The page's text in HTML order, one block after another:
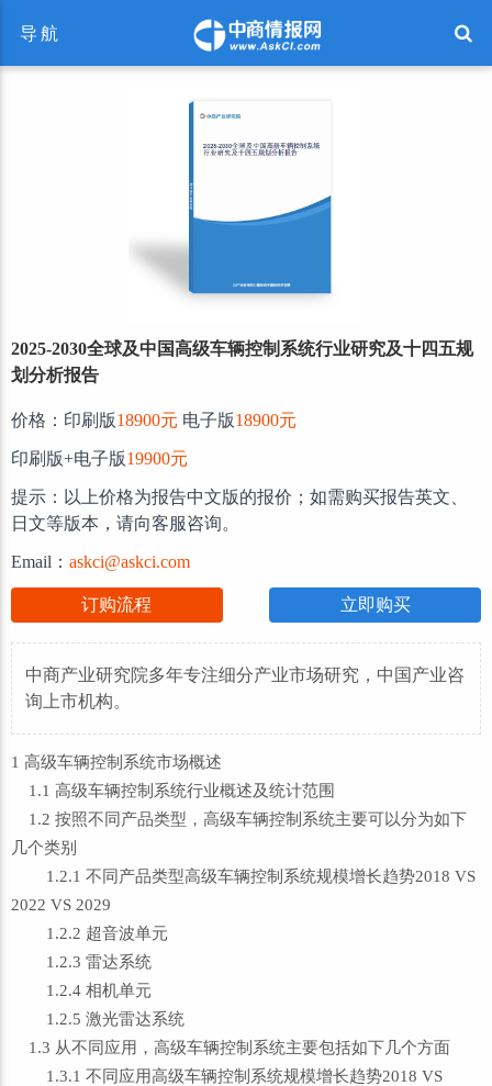
导航
2025-2030全球及中国高级车辆控制系统行业研究及十四五规
划分析报告
价格：印刷版18900元 电子版18900元
印刷版+电子版19900元
提示：以上价格为报告中文版的报价；如需购买报告英文、
日文等版本，请向客服咨询。
Email： askci@askci.com
订购流程 立即购买
中商产业研究院多年专注细分产业市场研究，中国产业咨
询上市机构。
1 高级车辆控制系统市场概述
1.1 高级车辆控制系统行业概述及统计范围
1.2 按照不同产品类型，高级车辆控制系统主要可以分为如下
几个类别
1.2.1 不同产品类型高级车辆控制系统规模增长趋势2018 VS
2022 VS 2029
1.2.2 超音波单元
1.2.3 雷达系统
1.2.4 相机单元
1.2.5 激光雷达系统
1.3 从不同应用，高级车辆控制系统主要包括如下几个方面
1.3.1 不同应用高级车辆控制系统规模增长趋势2018 VS